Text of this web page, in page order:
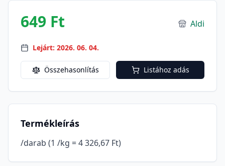
649 Ft Aldi
Lejárt: 2026. 06. 04.
Összehasonlítás Listához adás
Termékleírás
/darab (1 /kg = 4 326,67 Ft)